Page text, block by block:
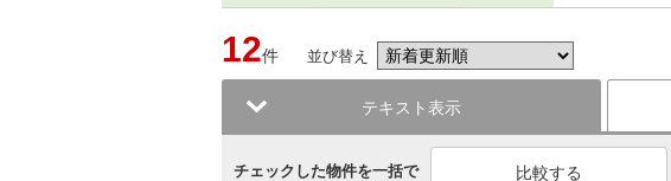
12件 並び替え
テキスト表示
チェックした物件を一括で